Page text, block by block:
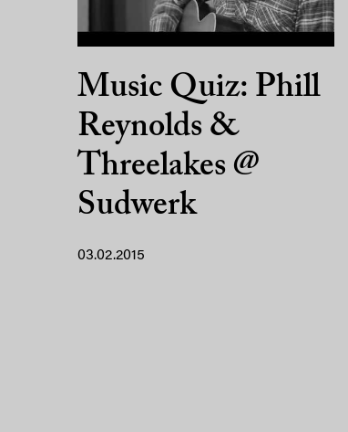
Music Quiz: Phill
Reynolds &
Threelakes @
Sudwerk
03.02.2015